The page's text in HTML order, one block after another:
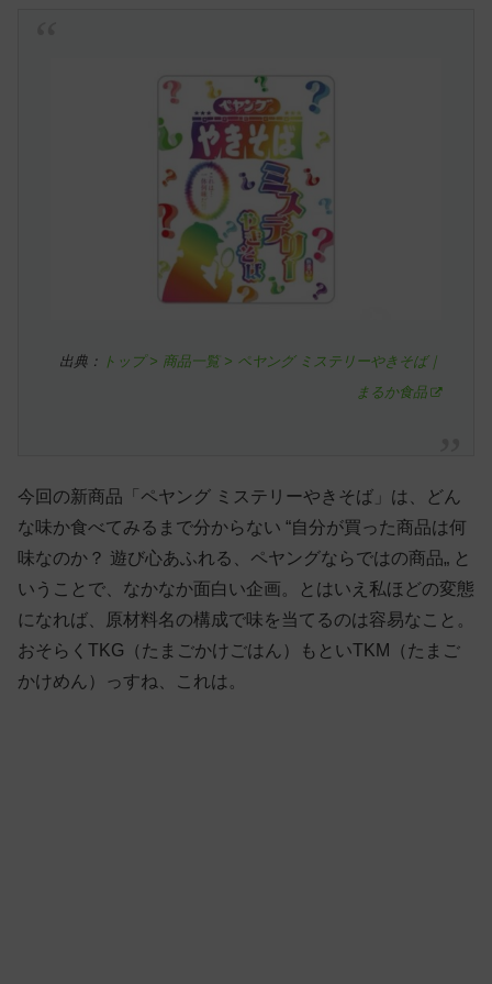
出典： トップ > 商品一覧 > ペヤング ミステリーやきそば｜
まるか食品
今回の新商品「ペヤング ミステリーやきそば」は、どん
な味か食べてみるまで分からない “自分が買った商品は何
味なのか？ 遊び心あふれる、ペヤングならではの商品„ と
いうことで、なかなか面白い企画。とはいえ私ほどの変態
になれば、原材料名の構成で味を当てるのは容易なこと。
おそらくTKG（たまごかけごはん）もといTKM（たまご
かけめん）っすね、これは。